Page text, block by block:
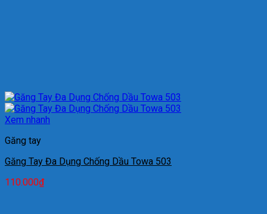
Xem nhanh
Găng tay
Găng Tay Đa Dụng Chống Dầu Towa 503
110.000₫